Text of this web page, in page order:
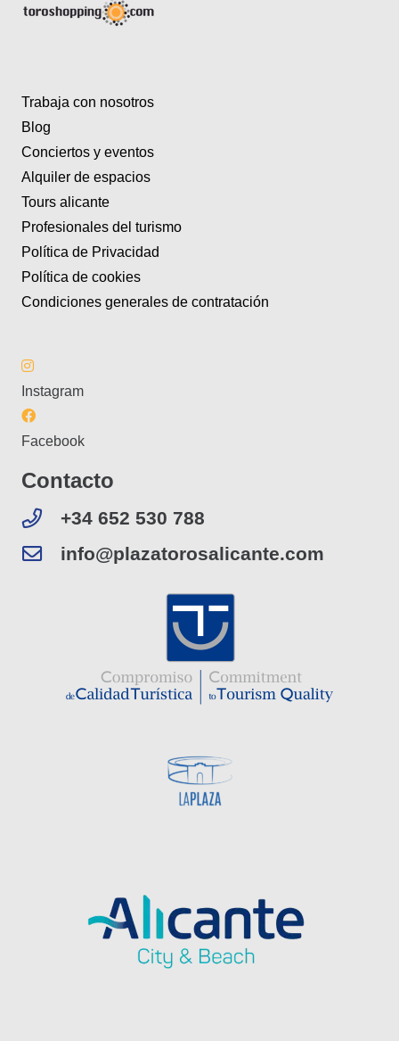
Trabaja con nosotros
Blog
Conciertos y eventos
Alquiler de espacios
Tours alicante
Profesionales del turismo
Política de Privacidad
Política de cookies
Condiciones generales de contratación
Instagram
Facebook
Contacto
+34 652 530 788
info@plazatorosalicante.com